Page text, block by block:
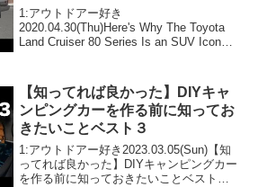
1:アウトドアー好き
2020.04.30(Thu)Here's Why The Toyota
Land Cruiser 80 Series Is an SUV Iconっ
【知ってれば良かった】DIYキャ
ンピングカーを作る前に知ってお
きたいことベスト３
1:アウトドアー好き2023.03.05(Sun)【知
ってれば良かった】DIYキャンピングカー
を作る前に知っておきたいことベスト３